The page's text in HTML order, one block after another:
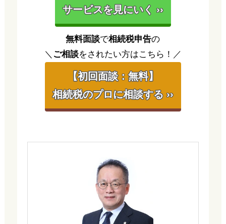
サービスを見にいく ››
無料面談で相続税申告の
＼ ご相談をされたい方はこちら！／
【初回面談：無料】
相続税のプロに相談する ››